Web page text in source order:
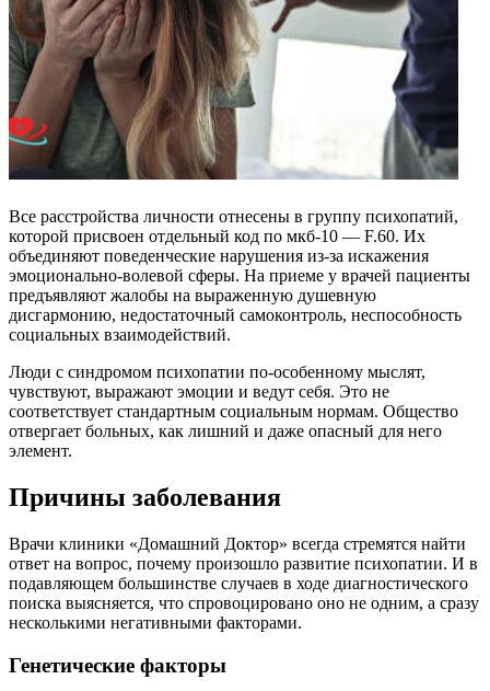
Все расстройства личности отнесены в группу психопатий,
которой присвоен отдельный код по мкб-10 — F.60. Их
объединяют поведенческие нарушения из-за искажения
эмоционально-волевой сферы. На приеме у врачей пациенты
предъявляют жалобы на выраженную душевную
дисгармонию, недостаточный самоконтроль, неспособность
социальных взаимодействий.
Люди с синдромом психопатии по-особенному мыслят,
чувствуют, выражают эмоции и ведут себя. Это не
соответствует стандартным социальным нормам. Общество
отвергает больных, как лишний и даже опасный для него
элемент.
Причины заболевания
Врачи клиники «Домашний Доктор» всегда стремятся найти
ответ на вопрос, почему произошло развитие психопатии. И в
подавляющем большинстве случаев в ходе диагностического
поиска выясняется, что спровоцировано оно не одним, а сразу
несколькими негативными факторами.
Генетические факторы